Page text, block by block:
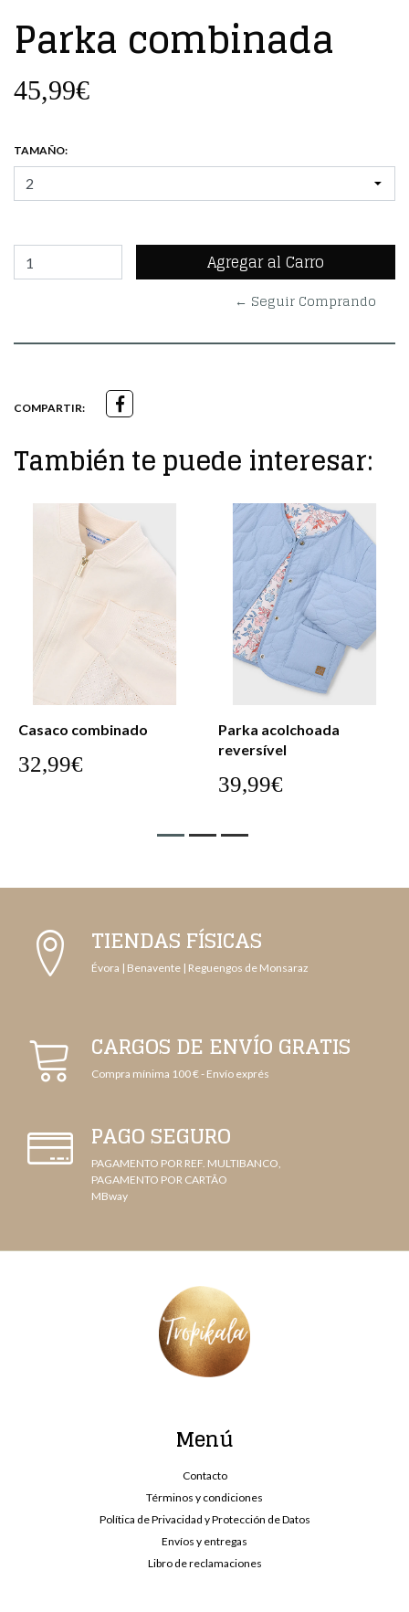
Parka combinada
45,99€
TAMAÑO:
← Seguir Comprando
COMPARTIR:
También te puede interesar:
Casaco combinado
32,99€
Parka acolchoada
reversível
39,99€
TIENDAS FÍSICAS
Évora | Benavente | Reguengos de Monsaraz
CARGOS DE ENVÍO GRATIS
Compra mínima 100 € - Envío exprés
PAGO SEGURO
PAGAMENTO POR REF. MULTIBANCO,
PAGAMENTO POR CARTÃO
MBway
Menú
Contacto
Términos y condiciones
Política de Privacidad y Protección de Datos
Envíos y entregas
Libro de reclamaciones